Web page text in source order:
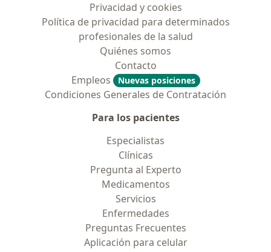
Privacidad y cookies
Política de privacidad para determinados
profesionales de la salud
Quiénes somos
Contacto
Empleos
Nuevas posiciones
Condiciones Generales de Contratación
Para los pacientes
Especialistas
Clínicas
Pregunta al Experto
Medicamentos
Servicios
Enfermedades
Preguntas Frecuentes
Aplicación para celular